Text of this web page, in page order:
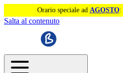
Orario speciale ad AGOSTO:
Salta al contenuto